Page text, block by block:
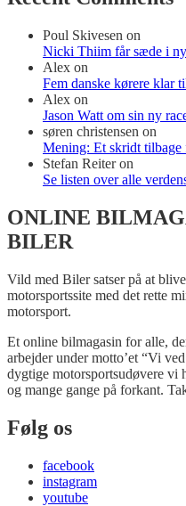
Poul Skivesen on
Nicki Thiim får sæde i
Alex on
Fem danske kørere klar
Alex on
Jason Watt om sin ny
søren christensen on
Mening: Et skridt
Stefan Reiteron
Se listen over alle
ONLINE
BILER
Vild med Biler satser på at
motorsportssite med det rette
motorsport.
Et online bilmagasin for alle,
arbejder under motto’et “Vi
dygtige motorsportsudøvere vi
og mange gange på forkant.
Følg os
facebook
instagram
youtube